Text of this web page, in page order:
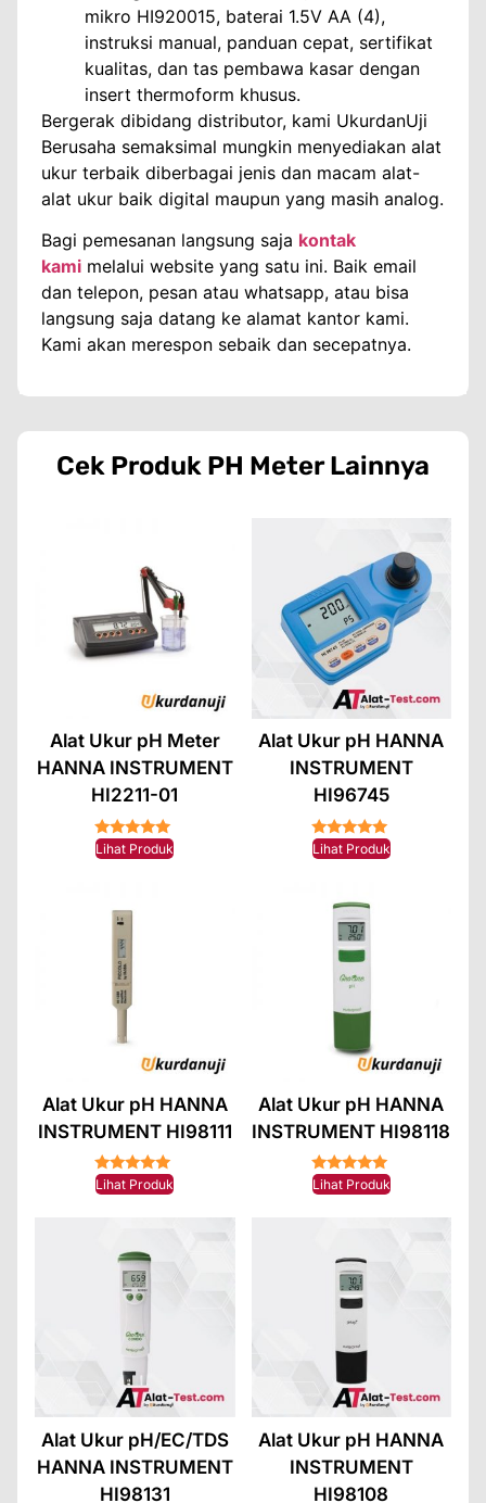
mikro HI920015, baterai 1.5V AA (4),
instruksi manual, panduan cepat, sertifikat
kualitas, dan tas pembawa kasar dengan
insert thermoform khusus.
Bergerak dibidang distributor, kami UkurdanUji
Berusaha semaksimal mungkin menyediakan alat
ukur terbaik diberbagai jenis dan macam alat-
alat ukur baik digital maupun yang masih analog.
Bagi pemesanan langsung saja kontak
kami melalui website yang satu ini. Baik email
dan telepon, pesan atau whatsapp, atau bisa
langsung saja datang ke alamat kantor kami.
Kami akan merespon sebaik dan secepatnya.
Cek Produk PH MeterLainnya
Alat Ukur pH Meter
HANNA INSTRUMENT
HI2211-01
★★★★★
Lihat Produk
Alat Ukur pH HANNA
INSTRUMENT
HI96745
★★★★★
Lihat Produk
Alat Ukur pH HANNA
INSTRUMENT HI98111
★★★★★
Lihat Produk
Alat Ukur pH HANNA
INSTRUMENT HI98118
★★★★★
Lihat Produk
Alat Ukur pH/EC/TDS
HANNA INSTRUMENT
HI98131
Alat Ukur pH HANNA
INSTRUMENT
HI98108